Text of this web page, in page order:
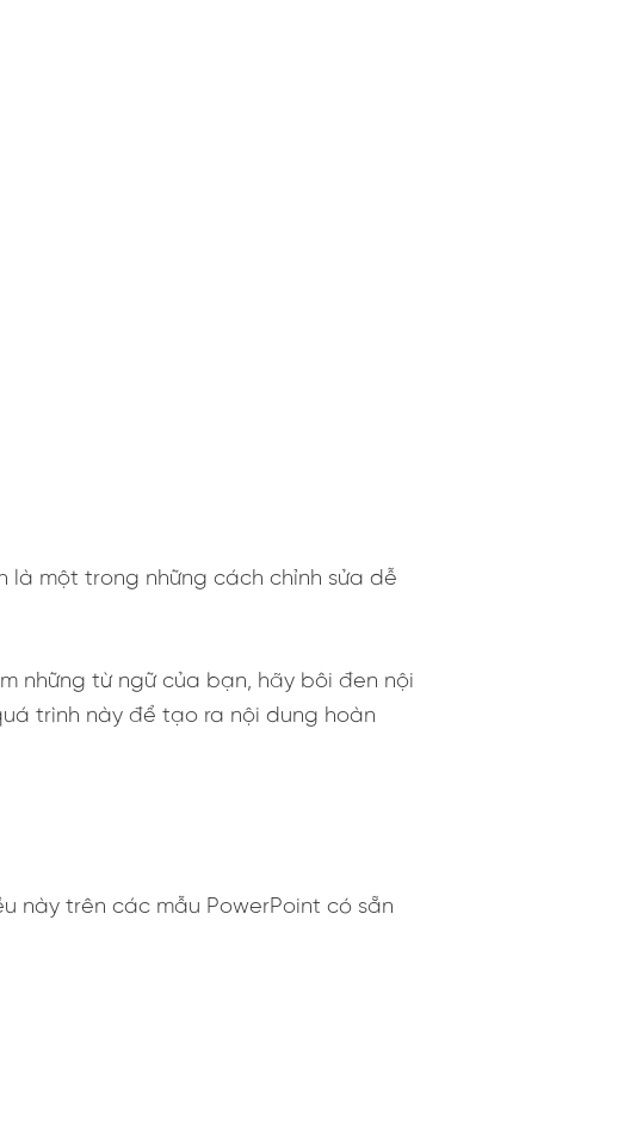
là một trong những cách chỉnh sửa dễ
những từ ngữ của bạn, hãy bôi đen nội
trình này để tạo ra nội dung hoàn
này trên các mẫu PowerPoint có sẵn